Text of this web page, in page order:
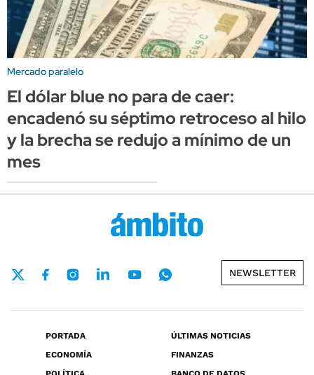
Mercado paralelo
El dólar blue no para de caer:
encadenó su séptimo retroceso al hilo
y la brecha se redujo a mínimo de un
mes
NEWSLETTER
PORTADA
ÚLTIMAS NOTICIAS
ECONOMÍA
FINANZAS